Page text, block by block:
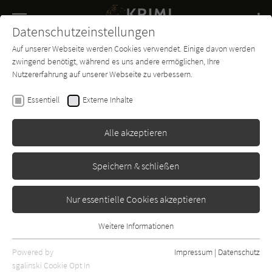
SUCHE
Buch-
Entdecker
Forum Charts
Jilliane Hoffman
Morpheus
Erschienen: Januar 2005 Bibliogr. Angaben
Datenschutzeinstellungen
Auf unserer Webseite werden Cookies verwendet. Einige davon werden
zwingend benötigt, während es uns andere ermöglichen, Ihre
Nutzererfahrung auf unserer Webseite zu verbessern.
Essentiell Externe Inhalte
Alle akzeptieren
Speichern & schließen
Nur essentielle Cookies akzeptieren
Essentielle Cookies werden für grundlegende Funktionen der
Webseite benötigt. Dadurch ist gewährleistet, dass die Webseite
Weitere Informationen
Powered by
sgalinski Cookie Opt In
Impressum | Datenschutz